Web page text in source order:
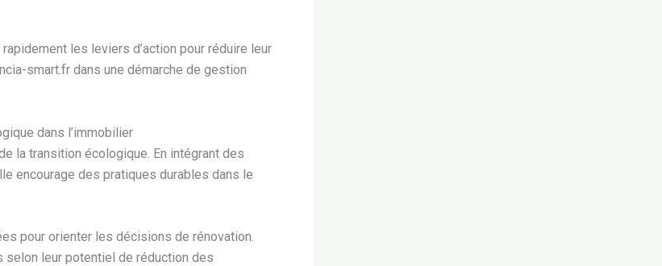
les leviers d’action pour réduire leur
smart.fr dans une démarche de gestion
dans l’immobilier
la transition écologique. En intégrant des
encourage des pratiques durables dans le
pour orienter les décisions de rénovation.
leur potentiel de réduction des